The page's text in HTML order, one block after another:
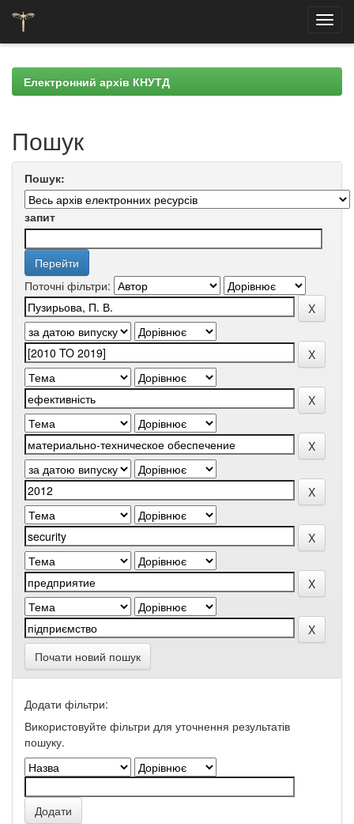
navigationЕлектронний архів КНУТД
Пошук
Пошук:
запит
Поточні фільтри:
Почати новий пошук
Додати фільтри:
Використовуйте фільтри для уточнення результатів
пошуку.